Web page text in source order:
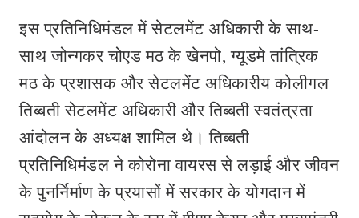
इस प्रतिनिधिमंडल में सेटलमेंट अधिकारी के साथ-
साथ जोन्गकर चोएड मठ के खेनपो, ग्यूडमे तांत्रिक
मठ के प्रशासक और सेटलमेंट अधिकारीय कोलीगल
तिब्बती सेटलमेंट अधिकारी और तिब्बती स्वतंत्रता
आंदोलन के अध्यक्ष शामिल थे। तिब्बती
प्रतिनिधिमंडल ने कोरोना वायरस से लड़ाई और जीवन
के पुनर्निर्माण के प्रयासों में सरकार के योगदान में